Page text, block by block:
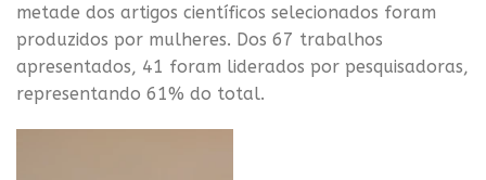
metade dos artigos científicos selecionados foram
produzidos por mulheres. Dos 67 trabalhos
apresentados, 41 foram liderados por pesquisadoras,
representando 61% do total.